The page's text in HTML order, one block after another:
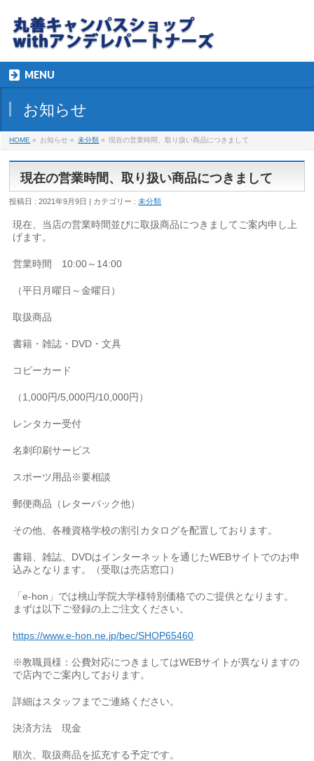
MENU
お知らせ
HOME » お知らせ » 未分類 » 現在の営業時間、取り扱い商品につきまして
現在の営業時間、取り扱い商品につきまして
投稿日 : 2021年9月9日 | カテゴリー :未分類
現在、当店の営業時間並びに取扱商品につきましてご案内申し上
げます。
営業時間 10:00～14:00
（平日月曜日～金曜日）
取扱商品
書籍・雑誌・DVD・文具
コピーカード
（1,000円/5,000円/10,000円）
レンタカー受付
名刺印刷サービス
スポーツ用品※要相談
郵便商品（レターパック他）
その他、各種資格学校の割引カタログを配置しております。
書籍、雑誌、DVDはインターネットを通じたWEBサイトでのお申
込みとなります。（受取は売店窓口）
「e-hon」では桃山学院大学様特別価格でのご提供となります。
まずは以下ご登録の上ご注文ください。
https://www.e-hon.ne.jp/bec/SHOP65460
※教職員様：公費対応につきましてはWEBサイトが異なりますの
で店内でご案内しております。
詳細はスタッフまでご連絡ください。
決済方法 現金
順次、取扱商品を拡充する予定です。